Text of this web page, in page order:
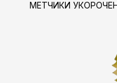
МЕТЧИКИ